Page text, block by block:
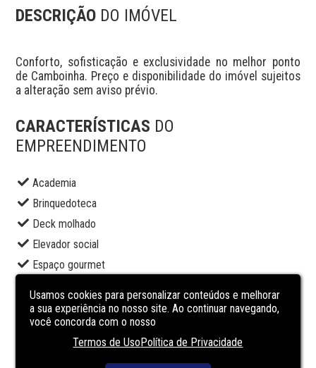
DESCRIÇÃO DO IMÓVEL
Conforto, sofisticação e exclusividade no melhor ponto
de Camboinha. Preço e disponibilidade do imóvel sujeitos
a alteração sem aviso prévio.
CARACTERÍSTICAS DO
EMPREENDIMENTO
Academia
Brinquedoteca
Deck molhado
Elevador social
Espaço gourmet
Portaria
Sala de jogos
Salão de festas
Usamos cookies para personalizar conteúdos e melhorar
a sua experiência no nosso site. Ao continuar navegando,
você concorda com o nosso
Termos de UsoPolítica de Privacidade